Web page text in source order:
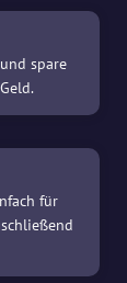
spare
für